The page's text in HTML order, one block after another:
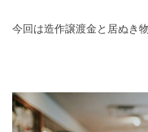
今回は造作譲渡金と居ぬき